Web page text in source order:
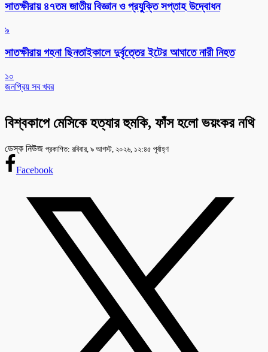
সাতক্ষীরায় ৪৭তম জাতীয় বিজ্ঞান ও প্রযুক্তি সপ্তাহ উদ্বোধন
৯
সাতক্ষীরায় গহনা ছিনতাইকালে দুর্বৃত্তের ইটের আঘাতে নারী নিহত
১০
জনপ্রিয় সব খবর
বিশ্বকাপে মেসিকে হত্যার হুমকি, ফাঁস হলো ভয়ংকর নথি
ডেস্ক নিউজ প্রকাশিত: রবিবার, ৯ আগস্ট, ২০২৬, ১২:৪৫ পূর্বাহ্ণ
Facebook